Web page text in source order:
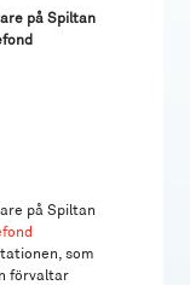
på Spiltan
på Spiltan
som
förvaltar